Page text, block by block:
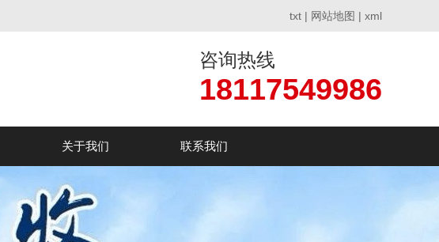
txt | 网站地图 | xml
咨询热线
18117549986
关于我们 联系我们